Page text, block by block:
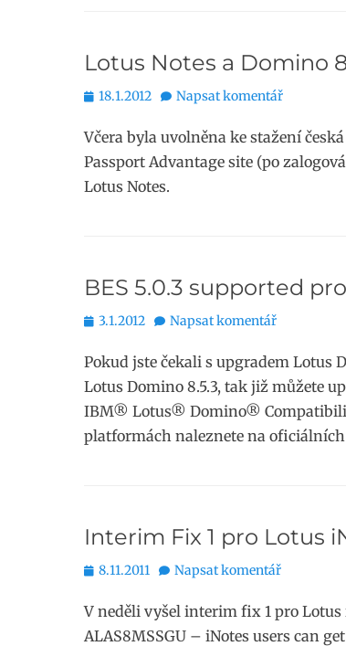
Lotus Notes a Domino
Publikováno
18.1.2012 Napsat komentář
Včera byla uvolněna ke stažení
Passport Advantage site (po
Lotus Notes.
BES 5.0.3 supported
Publikováno
3.1.2012 Napsat komentář
Pokud jste čekali s upgradem Lotus
Lotus Domino 8.5.3, tak již můžete
IBM® Lotus® Domino®
platformách naleznete na
Interim Fix 1 pro Lotus
Publikováno
8.11.2011 Napsat komentář
V neděli vyšel interim fix 1 pro Lotus
ALAS8MSSGU – iNotes users can